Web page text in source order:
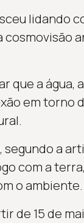
lidando
que a água,
em torno
segundo a
com a
o ambiente.
de 15 de